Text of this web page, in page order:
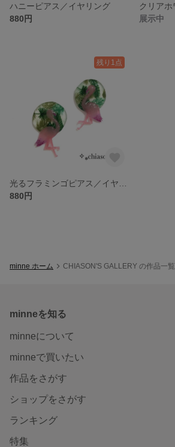
ハニーピアス／イヤリング
880円
展示中
残り1点
880円
minne ホーム CHIASON'S GALLERY の作品一覧
minneを知る
minneについて
minneで買いたい
作品をさがす
ショップをさがす
ランキング
特集